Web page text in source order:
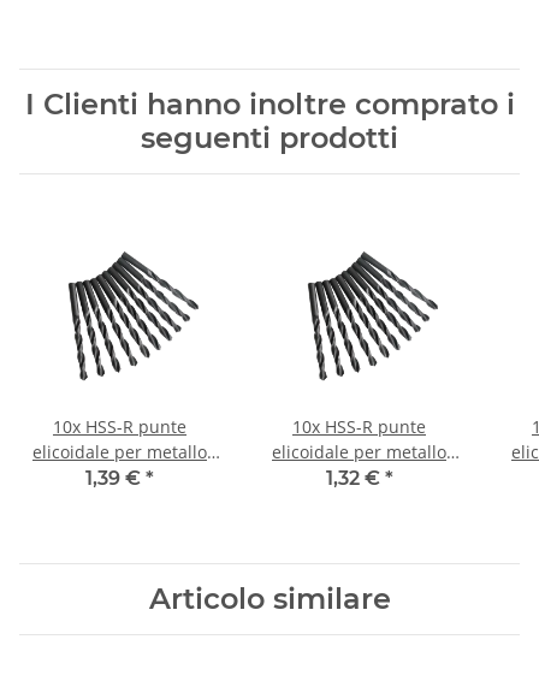
I Clienti hanno inoltre comprato i
seguenti prodotti
10x HSS-R punte
elicoidale per metallo
DIN338N Ø 0,5 mm
1,39 € *
10x HSS-R punte
elicoidale per metallo
DIN338N Ø 0,6 mm
1,32 € *
Articolo similare